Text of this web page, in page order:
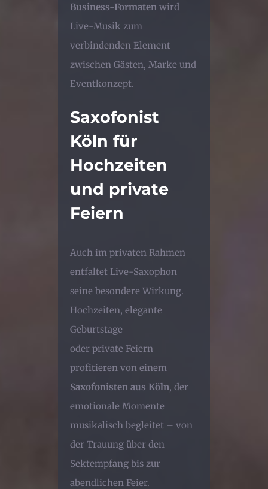
Business-Formaten wird
Live-Musik zum
verbindenden Element
zwischen Gästen, Marke und
Eventkonzept.
Saxofonist
Köln für
Hochzeiten
und private
Feiern
Auch im privaten Rahmen
entfaltet Live-Saxophon
seine besondere Wirkung.
Hochzeiten, elegante
Geburtstage
oder private Feiern
profitieren von einem
Saxofonisten aus Köln, der
emotionale Momente
musikalisch begleitet – von
der Trauung über den
Sektempfang bis zur
abendlichen Feier.